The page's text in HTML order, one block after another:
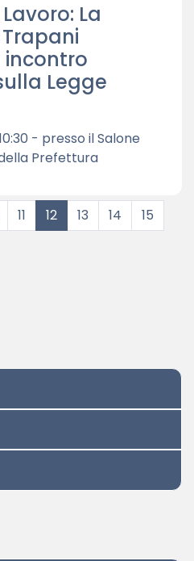
La
incontro
Legge
- presso il Salone
Prefettura
11 12 13 14
15